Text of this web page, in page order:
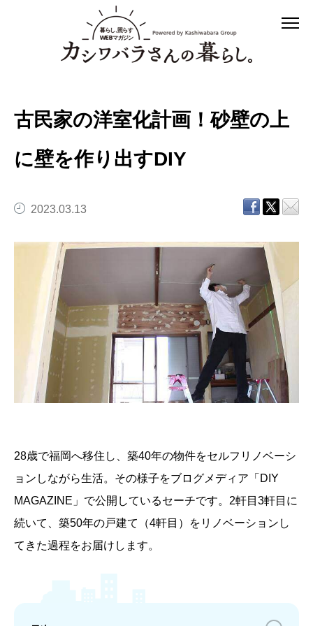
古民家の洋室化計画！砂壁の上
に壁を作り出すDIY
2023.03.13
28歳で福岡へ移住し、築40年の物件をセルフリノベーシ
ョンしながら生活。その様子をブログメディア「DIY
MAGAZINE」で公開しているセーチです。2軒目3軒目に
続いて、築50年の戸建て（4軒目）をリノベーションし
てきた過程をお届けします。